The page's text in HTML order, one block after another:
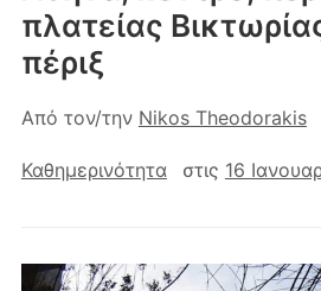
πλατείας
πέριξ
Από τον/την Nikos Theodorakis
Καθημερινότητα στις 16